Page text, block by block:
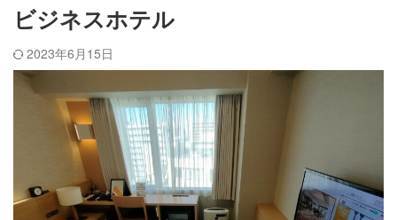
ビジネスホテル
2023年6月15日